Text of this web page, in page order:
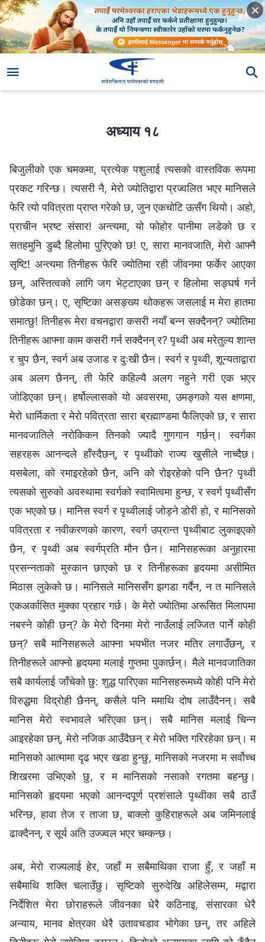
अध्याय १८
बिजुलीको एक चमकमा, प्रत्येक पशुलाई त्यसको वास्तविक रूपमा
प्रकट गरिन्छ। त्यसरी नै, मेरो ज्योतिद्वारा प्रज्वलित भएर मानिसले
फेरि त्यो पवित्रता प्राप्त गरेको छ, जुन एकचोटि ऊसँग थियो। अहो,
प्राचीन भ्रष्ट संसार! अन्त्यमा, यो फोहोर पानीमा लडेको छ र
सतहमुनि डुब्दै हिलोमा पुरिएको छ! ए, सारा मानवजाति, मेरो आफ्नै
सृष्टि! अन्त्यमा तिनीहरू फेरि ज्योतिमा रही जीवनमा फर्केर आएका
छन्, अस्तित्वको लागि जग भेट्टाएका छन् र हिलोमा सङ्घर्ष गर्न
छोडेका छन्। ए, सृष्टिका असङ्ख्य थोकहरू जसलाई म मेरा हातमा
समात्छु! तिनीहरू मेरा वचनद्वारा कसरी नयाँ बन्न सक्दैनन्? ज्योतिमा
तिनीहरू आफ्ना काम कसरी गर्न सक्दैनन् र? पृथ्वी अब मरेतुल्य शान्त
र चुप छैन, स्वर्ग अब उजाड र दुःखी छैन। स्वर्ग र पृथ्वी, शून्यताद्वारा
अब अलग छैनन्, ती फेरि कहिल्यै अलग नहुने गरी एक भएर
जोडिएका छन्। हर्षोल्‍लासको यो अवसरमा, उमङ्गको यस क्षणमा,
मेरो धार्मिकता र मेरो पवित्रता सारा ब्रह्माण्डमा फैलिएको छ, र सारा
मानवजातिले नरोकिकन तिनको ज्यादै गुणगान गर्छन्। स्वर्गका
सहरहरू आनन्दले हाँस्दैछन्, र पृथ्वीको राज्य खुसीले नाच्दैछ।
यसबेला, को रमाइरहेको छैन, अनि को रोइरहेको पनि छैन? पृथ्वी
त्यसको सुरुको अवस्थामा स्वर्गको स्वामित्वमा हुन्छ, र स्वर्ग पृथ्वीसँग
एक भएको छ। मानिस स्वर्ग र पृथ्वीलाई जोड्ने डोरी हो, र मानिसको
पवित्रता र नवीकरणको कारण, स्वर्ग उप्रान्‍त पृथ्वीबाट लुकाइएको
छैन, र पृथ्वी अब स्वर्गप्रति मौन छैन। मानिसहरूका अनुहारमा
प्रसन्नताको मुस्कान छाएको छ र तिनीहरूका हृदयमा असीमित
मिठास लुकेको छ। मानिसले मानिससँग झगडा गर्दैन, न त मानिसले
एकअर्कासित मुक्का प्रहार गर्छ। के मेरो ज्योतिमा अरूसित मिलापमा
नबस्ने कोही छन्? के मेरो दिनमा मेरो नाउँलाई लज्जित पार्ने कोही
छन्? सबै मानिसहरूले आफ्ना भयभीत नजर मतिर लगाउँछन्, र
तिनीहरूले आफ्नो हृदयमा मलाई गुप्तमा पुकार्छन्। मैले मानवजातिका
सबै कार्यलाई जाँचेको छु: शुद्ध पारिएका मानिसहरूमध्ये कोही पनि मेरो
विरुद्धमा विद्रोही छैनन्, कसैले पनि ममाथि दोष लाउँदैनन्। सबै
मानिस मेरो स्वभावले भरिएका छन्। सबै मानिस मलाई चिन्न
आइरहेका छन्, मेरो नजिक आउँदैछन् र मेरो भक्ति गरिरहेका छन्। म
मानिसको आत्मामा दृढ भएर खडा हुन्छु, मानिसको नजरमा म सर्वोच्च
शिखरमा उभिएको छु, र म मानिसको नसाको रगतमा बहन्छु।
मानिसको हृदयमा भएको आनन्दपूर्ण प्रशंसाले पृथ्वीका सबै ठाउँ
भरिन्छ, हावा तेज र ताजा छ, बाक्लो कुहिराहरूले अब जमिनलाई
ढाक्दैनन्, र सूर्य अति उज्ज्वल भएर चम्कन्छ।
अब, मेरो राज्यलाई हेर, जहाँ म सबैमाथिका राजा हुँ, र जहाँ म
सबैमाथि शक्ति चलाउँछु। सृष्टिको सुरुदेखि अहिलेसम्म, मद्वारा
निर्देशित मेरा छोराहरूले जीवनका धेरै कठिनाइ, संसारका धेरै
अन्याय, मानव क्षेत्रका धेरै उतावचडाव भोगेका छन्, तर अहिले